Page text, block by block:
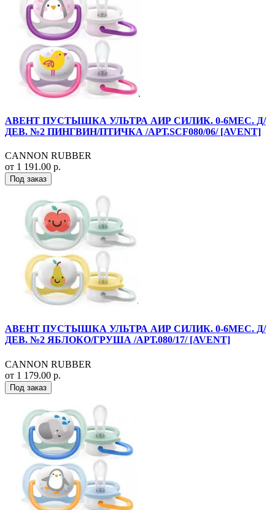
АВЕНТ ПУСТЫШКА УЛЬТРА АИР СИЛИК. 0-6МЕС. Д/
ДЕВ. №2 ПИНГВИН/ПТИЧКА /АРТ.SCF080/06/ [AVENT]
CANNON RUBBER
от 1 191.00 р.
Под заказ
АВЕНТ ПУСТЫШКА УЛЬТРА АИР СИЛИК. 0-6МЕС. Д/
ДЕВ. №2 ЯБЛОКО/ГРУША /АРТ.080/17/ [AVENT]
CANNON RUBBER
от 1 179.00 р.
Под заказ